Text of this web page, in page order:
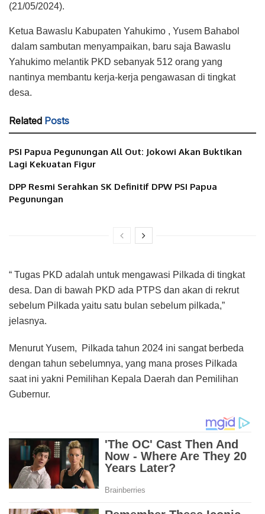
(21/05/2024).
Ketua Bawaslu Kabupaten Yahukimo , Yusem Bahabol
dalam sambutan menyampaikan, baru saja Bawaslu
Yahukimo melantik PKD sebanyak 512 orang yang
nantinya membantu kerja-kerja pengawasan di tingkat
desa.
Related Posts
PSI Papua Pegunungan All Out: Jokowi Akan Buktikan
Lagi Kekuatan Figur
DPP Resmi Serahkan SK Definitif DPW PSI Papua
Pegunungan
“ Tugas PKD adalah untuk mengawasi Pilkada di tingkat
desa. Dan di bawah PKD ada PTPS dan akan di rekrut
sebelum Pilkada yaitu satu bulan sebelum pilkada,”
jelasnya.
Menurut Yusem, Pilkada tahun 2024 ini sangat berbeda
dengan tahun sebelumnya, yang mana proses Pilkada
saat ini yakni Pemilihan Kepala Daerah dan Pemilihan
Gubernur.